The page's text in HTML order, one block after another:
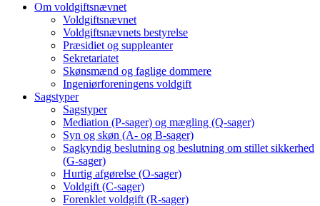
Om voldgiftsnævnet
Voldgiftsnævnet
Voldgiftsnævnets bestyrelse
Præsidiet og suppleanter
Sekretariatet
Skønsmænd og faglige dommere
Ingeniørforeningens voldgift
Sagstyper
Sagstyper
Mediation (P-sager) og mægling (Q-sager)
Syn og skøn (A- og B-sager)
Sagkyndig beslutning og beslutning om stillet sikkerhed
(G-sager)
Hurtig afgørelse (O-sager)
Voldgift (C-sager)
Forenklet voldgift (R-sager)